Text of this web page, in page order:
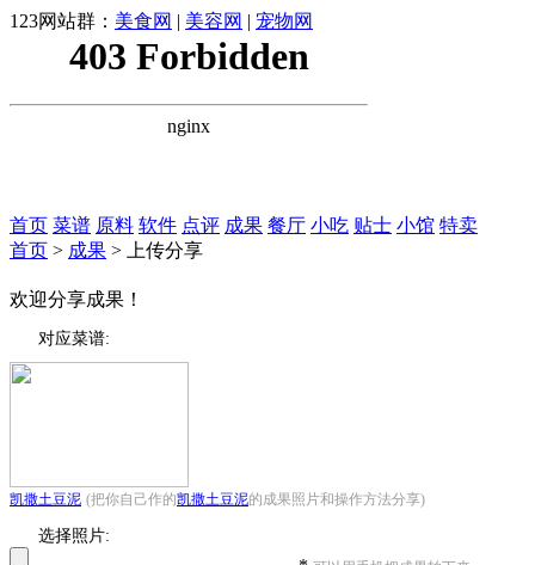
123网站群： 美食网 | 美容网 | 宠物网
首页 菜谱 原料 软件 点评 成果 餐厅 小吃 贴士 小馆 特卖
首页 > 成果 > 上传分享
欢迎分享成果！
对应菜谱:
凯撒土豆泥 (把你自己作的凯撒土豆泥的成果照片和操作方法分享)
选择照片: